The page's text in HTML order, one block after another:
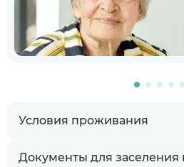
Условия проживания
Документы для заселения